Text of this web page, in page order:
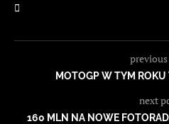
MOTOGP W TYM
next
160 MLN NA NOWE